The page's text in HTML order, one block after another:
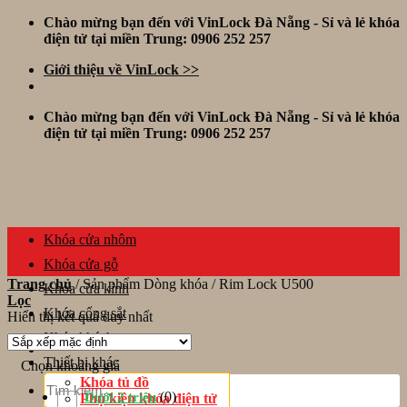
Skip
Chào mừng bạn đến với VinLock Đà Nẵng - Sỉ và lẻ khóa
điện tử tại miền Trung: 0906 252 257
Giới thiệu về VinLock >>
Chào mừng bạn đến với VinLock Đà Nẵng - Sỉ và lẻ khóa
điện tử tại miền Trung: 0906 252 257
Tìm
kiếm:
Khóa cửa nhôm
Khóa cửa gỗ
Khóa cửa kính
Khóa cổng sắt
Khóa khách sạn
Thiết bị khác
Khóa tủ đồ
Phụ kiện khóa điện tử
Trang chủ /Sản phẩm Dòng khóa /Rim Lock U500
Lọc
Hiển thị kết quả duy nhất
Chọn khoảng giá
Dưới 2 triệu (0)